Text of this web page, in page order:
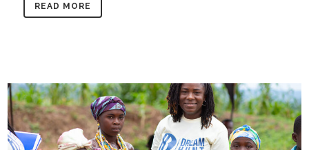
READ MORE